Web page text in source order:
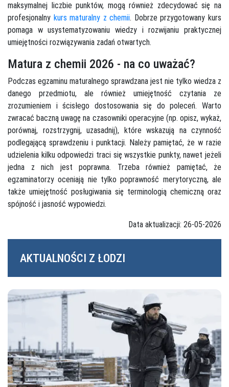
maksymalnej liczbie punktów, mogą również zdecydować się na
profesjonalny kurs maturalny z chemii. Dobrze przygotowany kurs
pomaga w usystematyzowaniu wiedzy i rozwijaniu praktycznej
umiejętności rozwiązywania zadań otwartych.
Matura z chemii 2026 - na co uważać?
Podczas egzaminu maturalnego sprawdzana jest nie tylko wiedza z
danego przedmiotu, ale również umiejętność czytania ze
zrozumieniem i ścisłego dostosowania się do poleceń. Warto
zwracać baczną uwagę na czasowniki operacyjne (np. opisz, wykaż,
porównaj, rozstrzygnij, uzasadnij), które wskazują na czynność
podlegającą sprawdzeniu i punktacji. Należy pamiętać, że w razie
udzielenia kilku odpowiedzi traci się wszystkie punkty, nawet jeżeli
jedna z nich jest poprawna. Trzeba również pamiętać, że
egzaminatorzy oceniają nie tylko poprawność merytoryczną, ale
także umiejętność posługiwania się terminologią chemiczną oraz
spójność i jasność wypowiedzi.
Data aktualizacji: 26-05-2026
AKTUALNOŚCI Z ŁODZI